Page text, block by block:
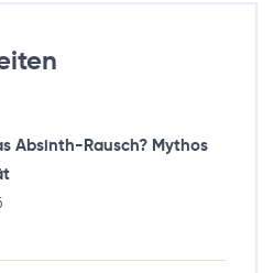
Absinth-Rausch? Mythos